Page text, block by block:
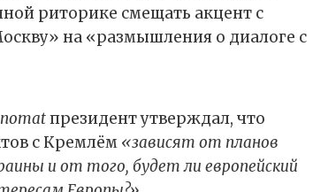
риторике смещать акцент с
на «размышления о диалоге с
президент утверждал, что
с Кремлём «зависят от планов
и от того, будет ли европейский